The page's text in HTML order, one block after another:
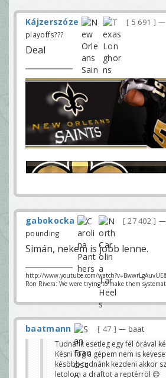
Kájzerszóze 5 691
—
playoffs???
Deal
gabokocka 27 402
—
pounding
Simán, nekem is jobb lenne.
http://www.youtube.com/
Ron Rivera: We were trying to make them
baatmann 47 — baat
Tudnánk esetleg egy fél órával
Késni fog a gépem nem is
késöbb tudnánk kezdeni akkor
letolom a draftot a reptérröl 😊